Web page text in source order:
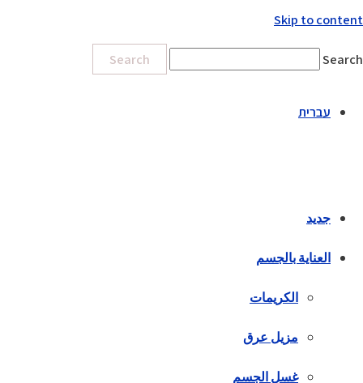
Skip to content
Search
Search
עברית
جديد
العناية بالجسم
الكريمات
مزيل عرق
غسل الجسم